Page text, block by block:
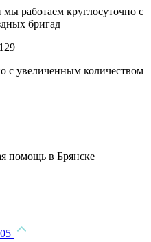
работаем круглосуточно с
бригад
с увеличенным количеством
помощь в Брянске